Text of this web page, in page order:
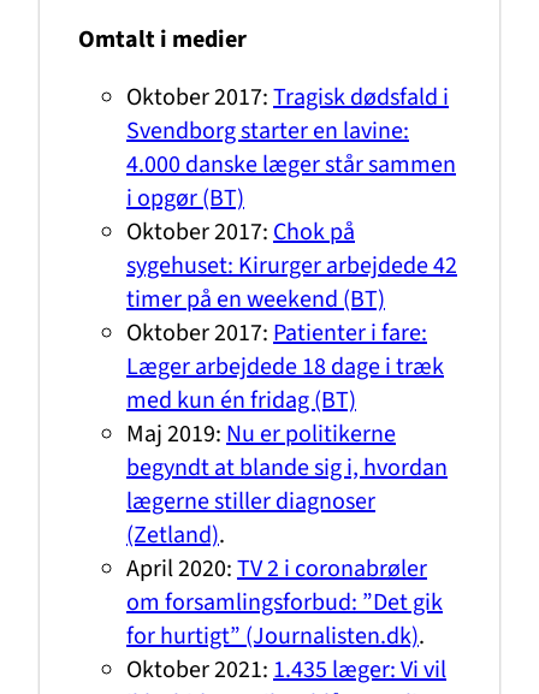
Omtalt i medier
Oktober 2017:Tragisk dødsfald i
Svendborg starter en lavine:
4.000 danske læger står sammen
i opgør (BT)
Oktober 2017:Chok på
sygehuset: Kirurger arbejdede 42
timer på en weekend (BT)
Oktober 2017:Patienter i fare:
Læger arbejdede 18 dage i træk
med kun én fridag (BT)
Maj 2019:Nu er politikerne
begyndt at blande sig i, hvordan
lægerne stiller diagnoser
(Zetland).
April 2020:TV 2 i coronabrøler
om forsamlingsforbud: ”Det gik
for hurtigt” (Journalisten.dk).
Oktober 2021:1.435 læger: Vi vil